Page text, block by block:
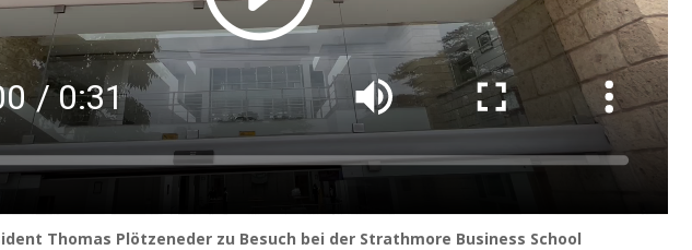
Thomas Plötzeneder zu Besuch bei der Strathmore Business School